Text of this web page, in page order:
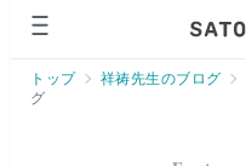
トップ 祥祷先生のブログ
グ